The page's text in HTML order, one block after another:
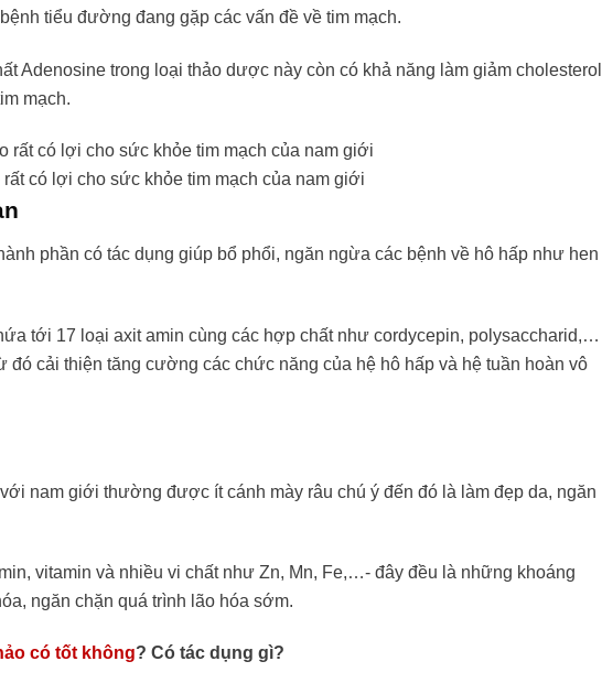
tiểu đường đang gặp các vấn đề về tim mạch.
Adenosine trong loại thảo dược này còn có khả năng làm giảm cholesterol
mạch.
có lợi cho sức khỏe tim mạch của nam giới
phần có tác dụng giúp bổ phổi, ngăn ngừa các bệnh về hô hấp như hen
tới 17 loại axit amin cùng các hợp chất như cordycepin, polysaccharid,…
cải thiện tăng cường các chức năng của hệ hô hấp và hệ tuần hoàn vô
nam giới thường được ít cánh mày râu chú ý đến đó là làm đẹp da, ngăn
vitamin và nhiều vi chất như Zn, Mn, Fe,…- đây đều là những khoáng
ngăn chặn quá trình lão hóa sớm.
có tốt không? Có tác dụng gì?